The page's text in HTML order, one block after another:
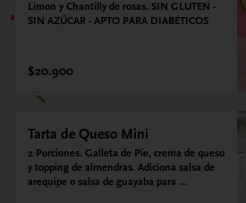
Limon y Chantilly de rosas. SIN GLUTEN -
SIN AZÚCAR - APTO PARA DIABÉTICOS
$20.900
Tarta de Queso Mini
2 Porciones. Galleta de Pie, crema de queso
y topping de almendras. Adiciona salsa de
arequipe o salsa de guayaba para